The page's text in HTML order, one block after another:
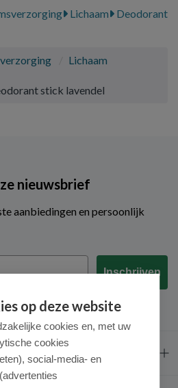
Lichaam
Deodorant
Lichaam
stick lavendel
nieuwsbrief
aanbiedingen en persoonlijk
Inschrijven
op deze website
cookies en, met uw
cookies
social-media- en